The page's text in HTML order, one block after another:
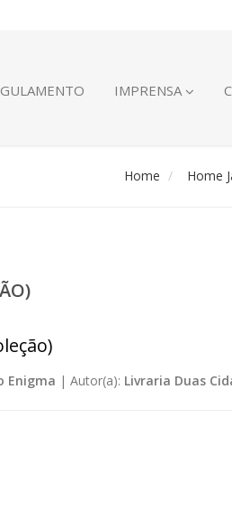
IMPRENSA
Home Home
Enigma | Autor(a): Livraria Duas